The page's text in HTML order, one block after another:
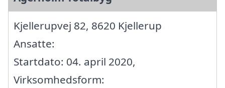
Kjellerupvej 82, 8620 Kjellerup
Ansatte:
Startdato: 04. april 2020,
Virksomhedsform: